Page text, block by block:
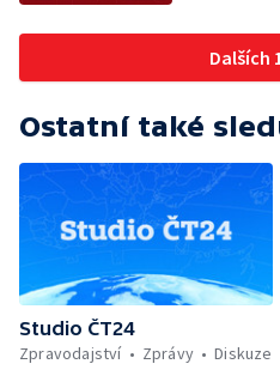
Dalších
Ostatní také
Studio ČT24
Zpravodajství
Zprávy Diskuze